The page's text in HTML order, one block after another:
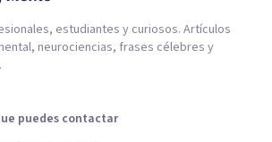
estudiantes y curiosos. Artículos
neurociencias, frases célebres y
puedes contactar